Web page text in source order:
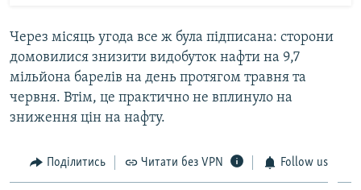
Через місяць угода все ж була підписана: сторони
домовилися знизити видобуток нафти на 9,7
мільйона барелів на день протягом травня та
червня. Втім, це практично не вплинуло на
зниження цін на нафту.
Поділитись Читати без VPN Follow us